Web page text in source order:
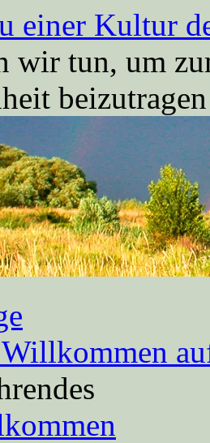
einer Kultur
wir tun, um